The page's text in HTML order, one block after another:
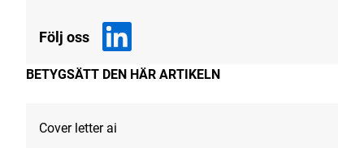
Följ oss
BETYGSÄTT DEN HÄR ARTIKELN
Cover letter ai